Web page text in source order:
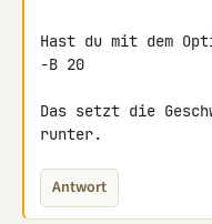
Hast du mit dem
-B 20
Das setzt die
runter.
Antwort